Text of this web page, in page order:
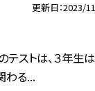
更新日 2023/
テストは、３年生
わる...